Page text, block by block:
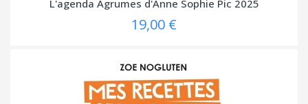
L'agenda Agrumes d'Anne Sophie Pic 2025
19,00 €